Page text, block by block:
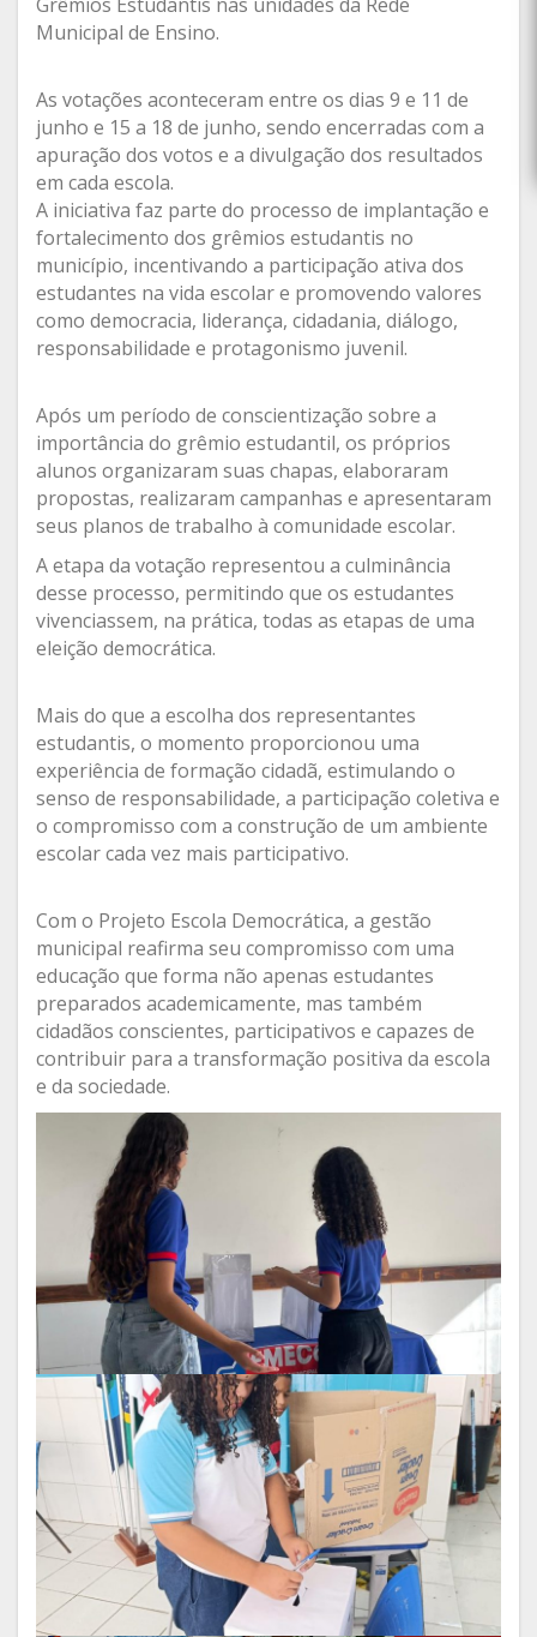
Municipal de Ensino.
As votações aconteceram entre os dias 9 e 11 de
junho e 15 a 18 de junho, sendo encerradas com a
apuração dos votos e a divulgação dos resultados
em cada escola.
A iniciativa faz parte do processo de implantação e
fortalecimento dos grêmios estudantis no
município, incentivando a participação ativa dos
estudantes na vida escolar e promovendo valores
como democracia, liderança, cidadania, diálogo,
responsabilidade e protagonismo juvenil.
Após um período de conscientização sobre a
importância do grêmio estudantil, os próprios
alunos organizaram suas chapas, elaboraram
propostas, realizaram campanhas e apresentaram
seus planos de trabalho à comunidade escolar.
A etapa da votação representou a culminância
desse processo, permitindo que os estudantes
vivenciassem, na prática, todas as etapas de uma
eleição democrática.
Mais do que a escolha dos representantes
estudantis, o momento proporcionou uma
experiência de formação cidadã, estimulando o
senso de responsabilidade, a participação coletiva e
o compromisso com a construção de um ambiente
escolar cada vez mais participativo.
Com o Projeto Escola Democrática, a gestão
municipal reafirma seu compromisso com uma
educação que forma não apenas estudantes
preparados academicamente, mas também
cidadãos conscientes, participativos e capazes de
contribuir para a transformação positiva da escola
e da sociedade.